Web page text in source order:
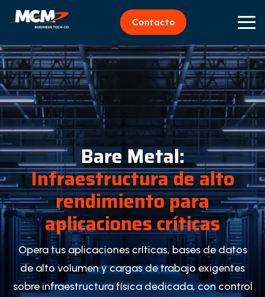
Contacto
Bare Metal:
Infraestructura de alto
rendimiento para
aplicaciones críticas
Opera tus aplicaciones críticas, bases de datos
de alto volumen y cargas de trabajo exigentes
sobre infraestructura física dedicada, con control